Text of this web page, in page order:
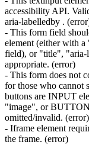
accessibility API.
aria-labelledby .
- This form field
element (either with
field), or "title", "aria-
appropriate. (error)
- This form does not
for those who cannot
buttons are INPUT
"image", or
omitted/invalid. (error)
- Iframe element
the frame. (error)